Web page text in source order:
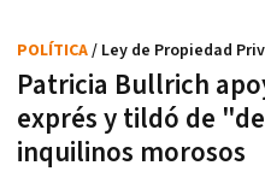
Patricia Bullrich
exprés y tildó de
inquilinos morosos
POLÍTICA/ Ley de Propiedad